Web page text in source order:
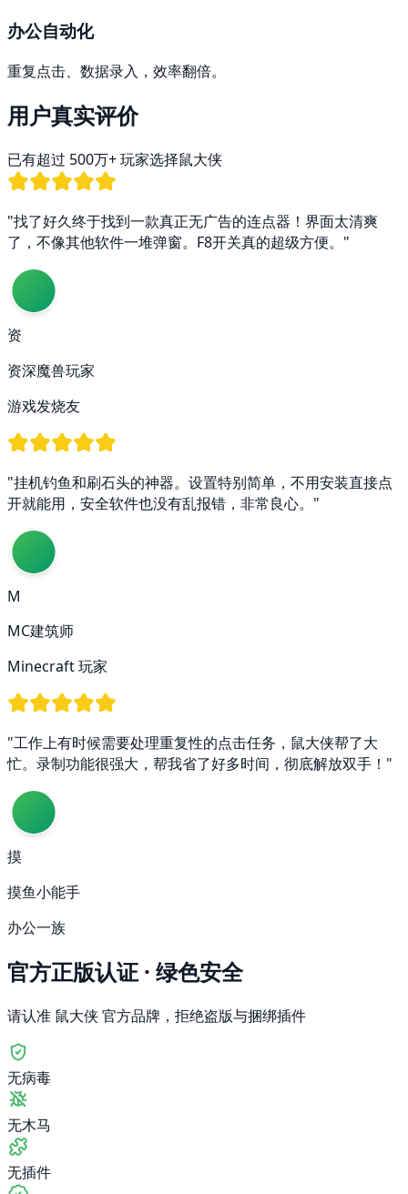
办公自动化
重复点击、数据录入，效率翻倍。
用户真实评价
已有超过 500万+玩家选择鼠大侠
"找了好久终于找到一款真正无广告的连点器！界面太清爽
了，不像其他软件一堆弹窗。F8开关真的超级方便。"
资
资深魔兽玩家
游戏发烧友
"挂机钓鱼和刷石头的神器。设置特别简单，不用安装直接点
开就能用，安全软件也没有乱报错，非常良心。"
M
MC建筑师
Minecraft 玩家
"工作上有时候需要处理重复性的点击任务，鼠大侠帮了大
忙。录制功能很强大，帮我省了好多时间，彻底解放双手！"
摸
摸鱼小能手
办公一族
官方正版认证 · 绿色安全
请认准 鼠大侠官方品牌，拒绝盗版与捆绑插件
无病毒
无木马
无插件